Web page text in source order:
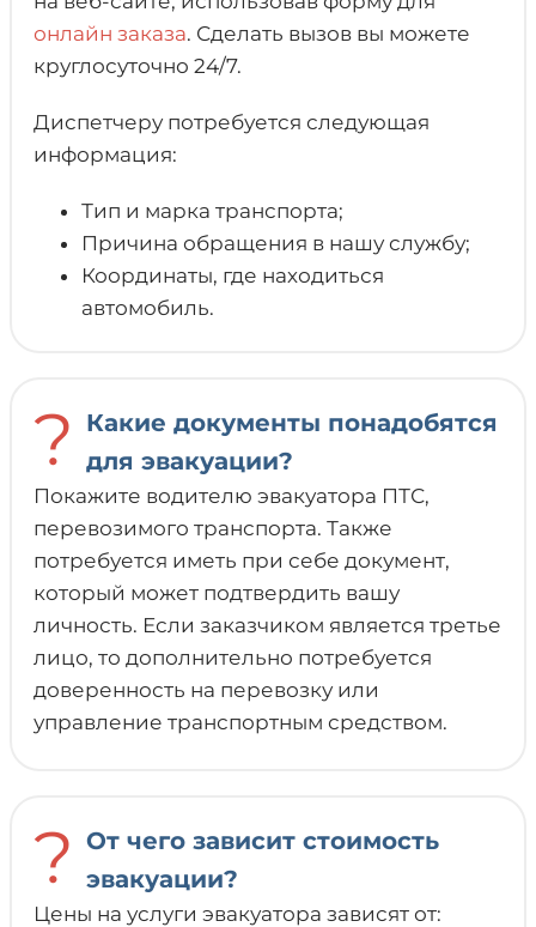
онлайн заказа. Сделать вызов вы можете
круглосуточно 24/7.
Диспетчеру потребуется следующая
информация:
Тип и марка транспорта;
Причина обращения в нашу службу;
Координаты, где находиться
автомобиль.
?
Какие документы понадобятся
для эвакуации?
Покажите водителю эвакуатора ПТС,
перевозимого транспорта. Также
потребуется иметь при себе документ,
который может подтвердить вашу
личность. Если заказчиком является третье
лицо, то дополнительно потребуется
доверенность на перевозку или
управление транспортным средством.
? От чего зависит стоимость
эвакуации?
Цены на услуги эвакуатора зависят от: